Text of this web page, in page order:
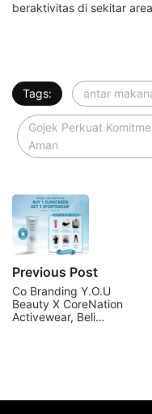
beraktivitas di sekitar
Tags: antar
Gojek Perkuat
Aman
Previous Post
Co Branding Y.O.U
Beauty X CoreNation
Activewear, Beli…